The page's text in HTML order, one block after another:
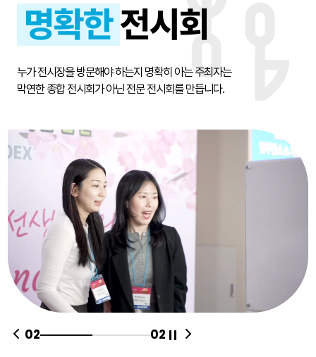
명확한전시회
누가 전시장을 방문해야 하는지 명확히 아는 주최자는
막연한 종합 전시회가 아닌 전문 전시회를 만듭니다.
02 02